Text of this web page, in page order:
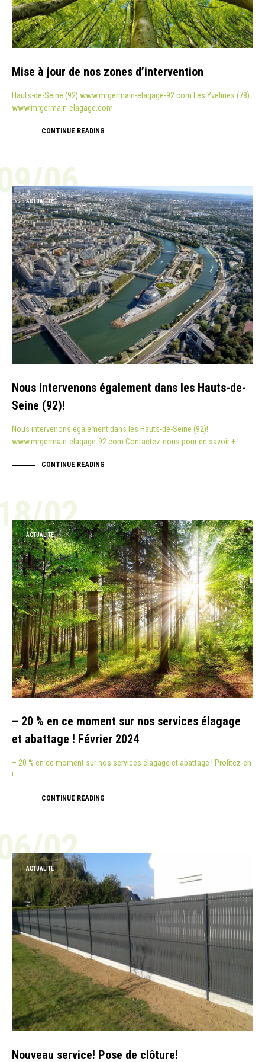
Mise à jour de nos zones d’intervention
Hauts-de-Seine (92) www.mrgermain-elagage-92.com Les Yvelines (78)
www.mrgermain-elagage.com
CONTINUE READING
06
ACTUALITÉ
Nous intervenons également dans les Hauts-de-
Seine (92)!
Nous intervenons également dans les Hauts-de-Seine (92)!
www.mrgermain-elagage-92.com Contactez-nous pour en savoir + !
CONTINUE READING
02
ACTUALITÉ
– 20 % en ce moment sur nos services élagage
et abattage ! Février 2024
– 20 % en ce moment sur nos services élagage et abattage ! Profitez-en
!…
CONTINUE READING
02
ACTUALITÉ
Nouveau service! Pose de clôture!